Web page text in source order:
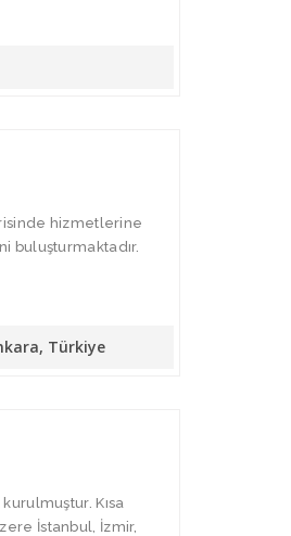
hizmetlerine
buluşturmaktadır.
Türkiye
Kısa
İstanbul, İzmir,